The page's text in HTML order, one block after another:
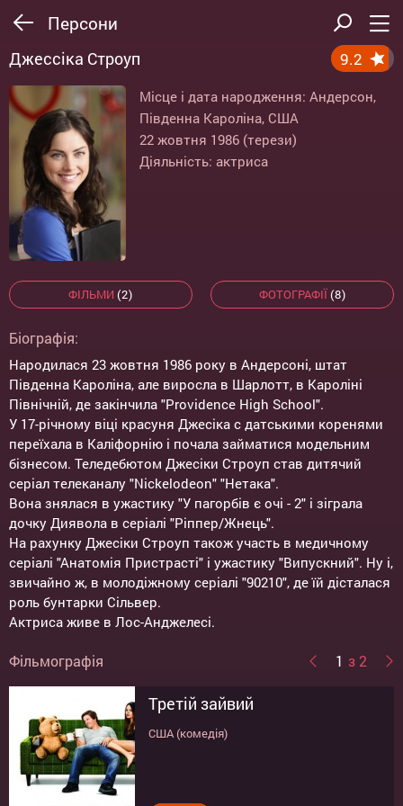
Персони
Джессіка Строуп 9.2
Місце і дата народження: Андерсон,
Південна Кароліна, США
22 жовтня 1986 (терези)
Діяльність: актриса
ФІЛЬМИ (2) ФОТОГРАФІЇ(8)
Біографія:
Народилася 23 жовтня 1986 року в Андерсоні, штат
Південна Кароліна, але виросла в Шарлотт, в Кароліні
Північній, де закінчила "Providence High School".
У 17-річному віці красуня Джесіка c датськими коренями
переїхала в Каліфорнію і почала займатися модельним
бізнесом. Теледебютом Джесіки Строуп став дитячий
серіал телеканалу "Nickelodeon" "Нетака".
Вона знялася в ужастику "У пагорбів є очі - 2" і зіграла
дочку Диявола в серіалі "Ріппер/Жнець".
На рахунку Джесіки Строуп також участь в медичному
серіалі "Анатомія Пристрасті" і ужастику "Випускний". Ну і,
звичайно ж, в молодіжному серіалі "90210", де їй дісталася
роль бунтарки Сільвер.
Актриса живе в Лос-Анджелесі.
Фільмографія 1 з 2
Третій зайвий
США (комедія)
У холмов есть глаза 2
США (трилер)